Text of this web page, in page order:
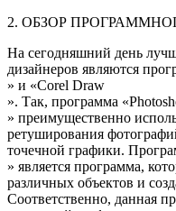
2. ОБЗОР
На сегодняшний день
дизайнеров являются
» и «Corel Draw
». Так, программа
» преимущественно
ретуширования
точечной графики.
» является программа,
различных объектов и
Соответственно, данная